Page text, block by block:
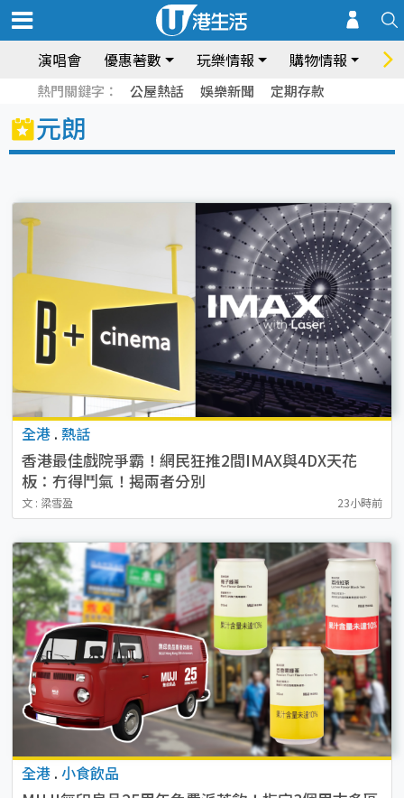
演唱會 優惠著數 玩樂情報 購物情報 飲
熱門關鍵字： 公屋熱話 娛樂新聞 定期存款
元朗
全港 . 熱話
香港最佳戲院爭霸！網民狂推2間IMAX與4DX天花
板：冇得鬥氣！揭兩者分別
文 : 梁雪盈 23小時前
全港 . 小食飲品